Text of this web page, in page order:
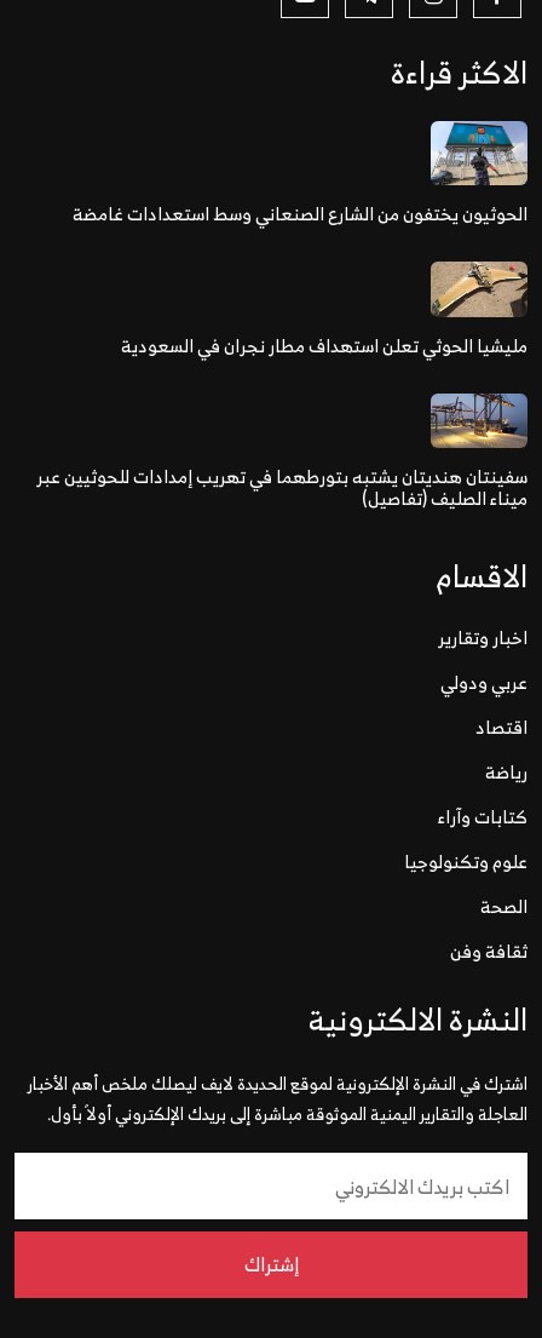
الاكثر قراءة
الحوثيون يختفون من الشارع الصنعاني وسط استعدادات غامضة
مليشيا الحوثي تعلن استهداف مطار نجران في السعودية
سفينتان هنديتان يشتبه بتورطهما في تهريب إمدادات للحوثيين عبر
ميناء الصليف (تفاصيل)
الاقسام
اخبار وتقارير
عربي ودولي
اقتصاد
رياضة
كتابات وآراء
علوم وتكنولوجيا
الصحة
ثقافة وفن
النشرة الالكترونية
اشترك في النشرة الإلكترونية لموقع الحديدة لايف ليصلك ملخص أهم الأخبار
العاجلة والتقارير اليمنية الموثوقة مباشرة إلى بريدك الإلكتروني أولاً بأول.
إشتراك